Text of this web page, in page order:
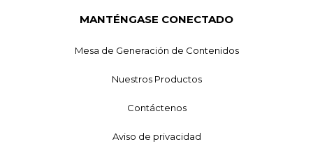
MANTÉNGASE CONECTADO
Mesa de Generación de Contenidos
Nuestros Productos
Contáctenos
Aviso de privacidad